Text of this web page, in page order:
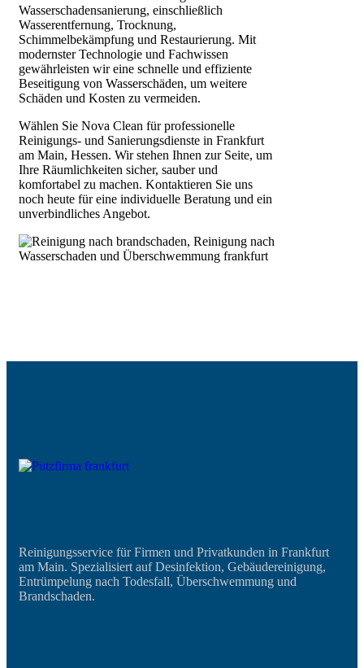
Wasserschadensanierung, einschließlich
Wasserentfernung, Trocknung,
Schimmelbekämpfung und Restaurierung. Mit
modernster Technologie und Fachwissen
gewährleisten wir eine schnelle und effiziente
Beseitigung von Wasserschäden, um weitere
Schäden und Kosten zu vermeiden.
Wählen Sie Nova Clean für professionelle
Reinigungs- und Sanierungsdienste in Frankfurt
am Main, Hessen. Wir stehen Ihnen zur Seite, um
Ihre Räumlichkeiten sicher, sauber und
komfortabel zu machen. Kontaktieren Sie uns
noch heute für eine individuelle Beratung und ein
unverbindliches Angebot.
Reinigungsservice für Firmen und Privatkunden in Frankfurt
am Main. Spezialisiert auf Desinfektion, Gebäudereinigung,
Entrümpelung nach Todesfall, Überschwemmung und
Brandschaden.